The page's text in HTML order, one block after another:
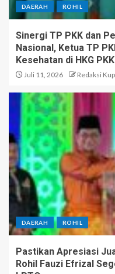
DAERAH ROHIL
Sinergi TP PKK dan
Nasional, Ketua TP
Kesehatan di HKG
Juli 11, 2026 Redaksi
DAERAH ROHIL
Pastikan Apresiasi
Rohil Fauzi Efrizal